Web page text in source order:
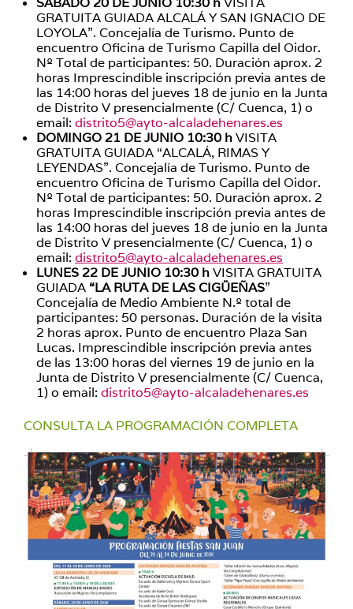
GRATUITA GUIADA ALCALÁ Y SAN IGNACIO DE
LOYOLA”. Concejalía de Turismo. Punto de
encuentro Oficina de Turismo Capilla del Oidor.
Nº Total de participantes: 50. Duración aprox. 2
horas Imprescindible inscripción previa antes de
las 14:00 horas del jueves 18 de junio en la Junta
de Distrito V presencialmente (C/ Cuenca, 1) o
email: distrito5@ayto-alcaladehenares.es
DOMINGO 21 DE JUNIO 10:30 hVISITA
GRATUITA GUIADA “ALCALÁ, RIMAS Y
LEYENDAS”. Concejalía de Turismo. Punto de
encuentro Oficina de Turismo Capilla del Oidor.
Nº Total de participantes: 50. Duración aprox. 2
horas Imprescindible inscripción previa antes de
las 14:00 horas del jueves 18 de junio en la Junta
de Distrito V presencialmente (C/ Cuenca, 1) o
email: distrito5@ayto-alcaladehenares.es
LUNES 22 DE JUNIO 10:30 hVISITA GRATUITA
GUIADA “LA RUTA DE LAS CIGÜEÑAS”
Concejalía de Medio Ambiente N.º total de
participantes: 50 personas. Duración de la visita
2 horas aprox. Punto de encuentro Plaza San
Lucas. Imprescindible inscripción previa antes
de las 13:00 horas del viernes 19 de junio en la
Junta de Distrito V presencialmente (C/ Cuenca,
1) o email: distrito5@ayto-alcaladehenares.es
CONSULTA LA PROGRAMACIÓN COMPLETA